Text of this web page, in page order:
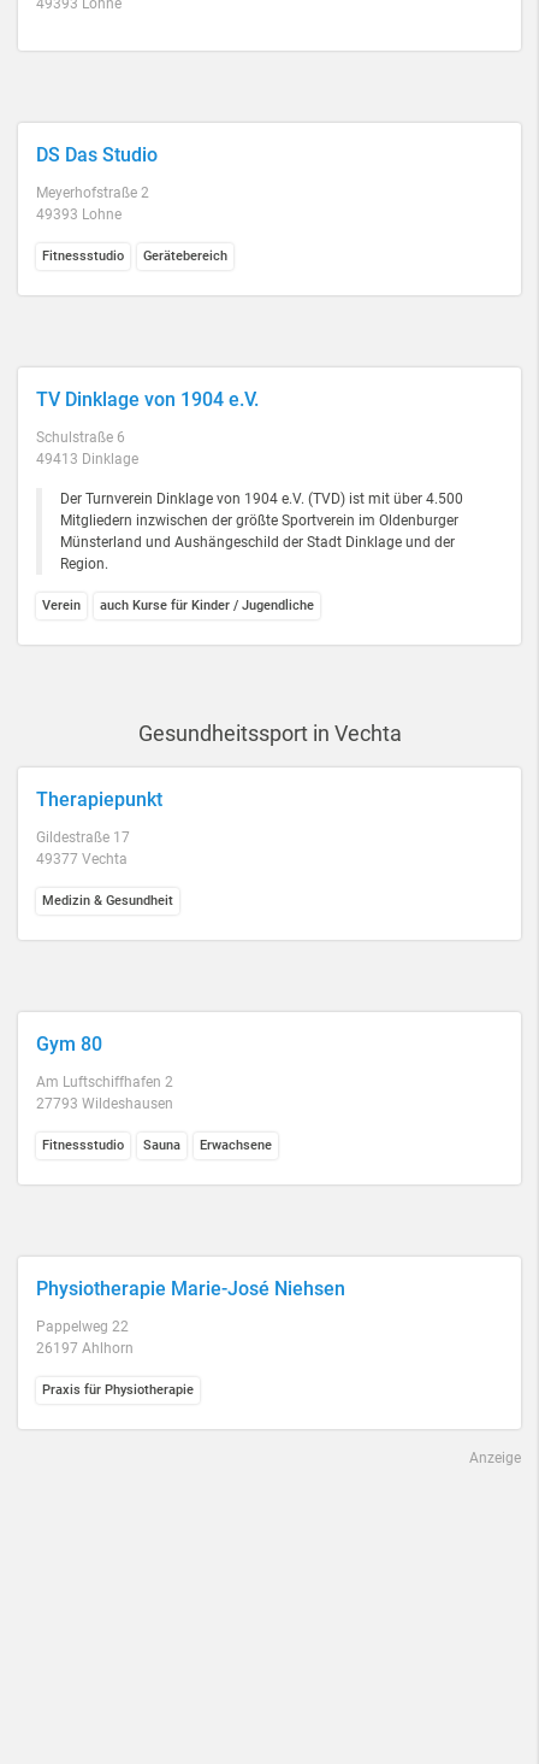
49393 Lohne
DS Das Studio
Meyerhofstraße 2
49393 Lohne
Fitnessstudio Gerätebereich
TV Dinklage von 1904 e.V.
Schulstraße 6
49413 Dinklage
Der Turnverein Dinklage von 1904 e.V. (TVD) ist mit über 4.500
Mitgliedern inzwischen der größte Sportverein im Oldenburger
Münsterland und Aushängeschild der Stadt Dinklage und der
Region.
Verein auch Kurse für Kinder / Jugendliche
Gesundheitssport in Vechta
Therapiepunkt
Gildestraße 17
49377 Vechta
Medizin & Gesundheit
Gym 80
Am Luftschiffhafen 2
27793 Wildeshausen
Fitnessstudio Sauna Erwachsene
Physiotherapie Marie-José Niehsen
Pappelweg 22
26197 Ahlhorn
Praxis für Physiotherapie
Anzeige